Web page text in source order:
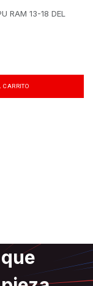
RAM 13-18 DEL
CARRITO